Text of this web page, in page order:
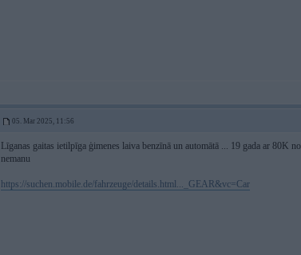
05. Mar 2025, 11:56
Līganas gaitas ietilpīga ģimenes laiva benzīnā un automātā ... 19 gada ar 80K
nemanu
https://suchen.mobile.de/fahrzeuge/details.html..._GEAR&vc=Car